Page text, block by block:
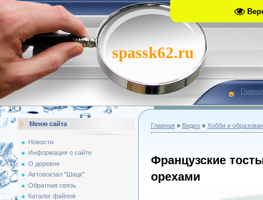
spassk62.ru
Меню сайта
Новости
Информация о сайте
О деревне
Автовокзал "Шацк"
Обратная связь
Каталог файлов
Главная » Видео » Хобби и
Французские
орехами